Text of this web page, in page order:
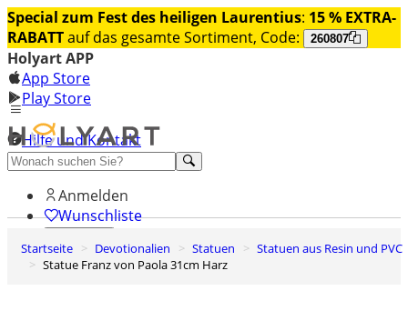
Special zum Fest des heiligen Laurentius: 15 % EXTRA-
RABATTauf das gesamte Sortiment, Code: 260807
Holyart APP
App Store
Play Store
Hilfe und Kontakt
Entdecken Sie Premium
Anmelden
Wunschliste
0
Warenkorb
Startseite Devotionalien Statuen
Statuen aus Resin und PVC
Statue Franz von Paola 31cm Harz